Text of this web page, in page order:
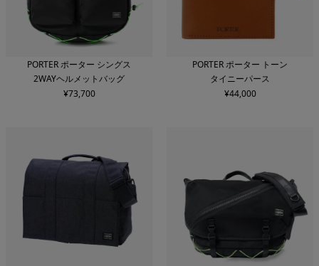
PORTER ポーター シングス
2WAYヘルメットバッグ
¥73,700
PORTER ポーター トーン
タイニーパース
¥44,000